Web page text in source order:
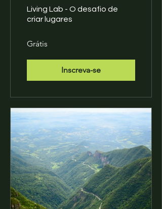
Living Lab - O desafio de
criar lugares
Grátis
Inscreva-se